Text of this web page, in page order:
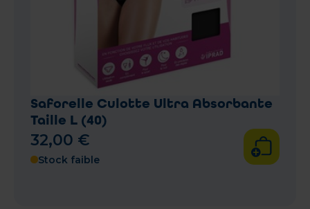
Saforelle Culotte Ultra Absorbante
Taille L (40)
32,00 €
Stock faible